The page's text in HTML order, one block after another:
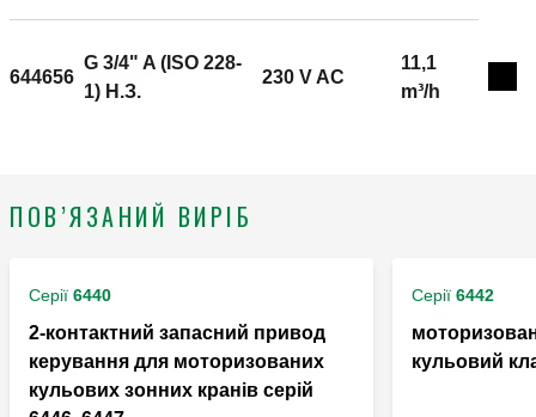
температури повітря: 0–55 °C. Електроживлення:
230 V AC. Клас захисту: IP 54. Номінальна напруга
644656
G 3/4" A (ISO 228-
1) H.З.
230 V AC
11,1
m³/h
ПОВ’ЯЗАНИЙ ВИРІБ
Серії 6440
2-контактний запасний привод
керування для моторизованих
кульових зонних кранів серій
Серії 6442
кульовий